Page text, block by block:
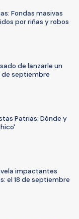
Fondas masivas
por riñas y robos
de lanzarle un
de septiembre
Patrias: Dónde y
impactantes
el 18 de septiembre